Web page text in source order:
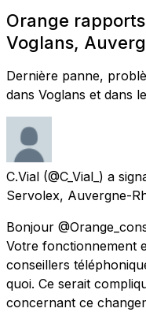
Orange
Voglans,
Dernière panne,
dans Voglans et dans
C.Vial (@C_Vial_) a
Servolex, Auvergne-
Bonjour
Votre fonctionnement
conseillers
quoi. Ce serait
concernant ce